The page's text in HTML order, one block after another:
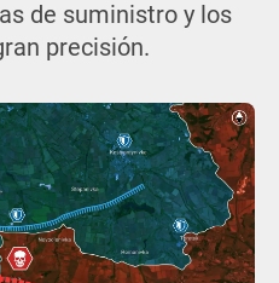
de suministro y los
precisión.